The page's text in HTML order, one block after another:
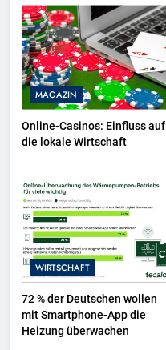
MAGAZIN
Online-Casinos: Einfluss auf
die lokale Wirtschaft
WIRTSCHAFT
72 % der Deutschen wollen
mit Smartphone-App die
Heizung überwachen